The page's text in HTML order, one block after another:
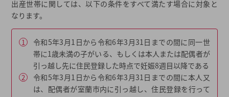
出産世帯に関しては、以下の条件をすべて満たす場合に対象と
なります。
令和5年3月1日から令和6年3月31日までの間に同一世
帯に1歳未満の子がいる、もしくは本人または配偶者が
引っ越し先に住民登録した時点で妊娠8週目以降である
令和5年3月1日から令和6年3月31日までの間に本人又
は、配偶者が室蘭市内に引っ越し、住民登録を行って